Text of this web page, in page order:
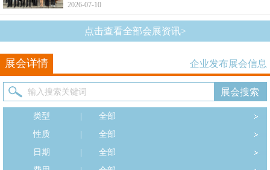
2026-07-10
点击查看全部会展资讯>
展会详情 企业发布展会信息
类型
全部
性质
全部
日期
全部